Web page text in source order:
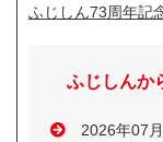
ふじしん73周年記
ふじしんか
2026年07